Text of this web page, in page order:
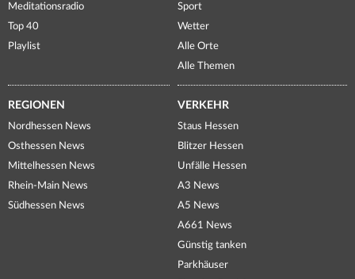
Meditationsradio
Top 40
Playlist
Sport
Wetter
Alle Orte
Alle Themen
REGIONEN
Nordhessen News
Osthessen News
Mittelhessen News
Rhein-Main News
Südhessen News
VERKEHR
Staus Hessen
Blitzer Hessen
Unfälle Hessen
A3 News
A5 News
A661 News
Günstig tanken
Parkhäuser